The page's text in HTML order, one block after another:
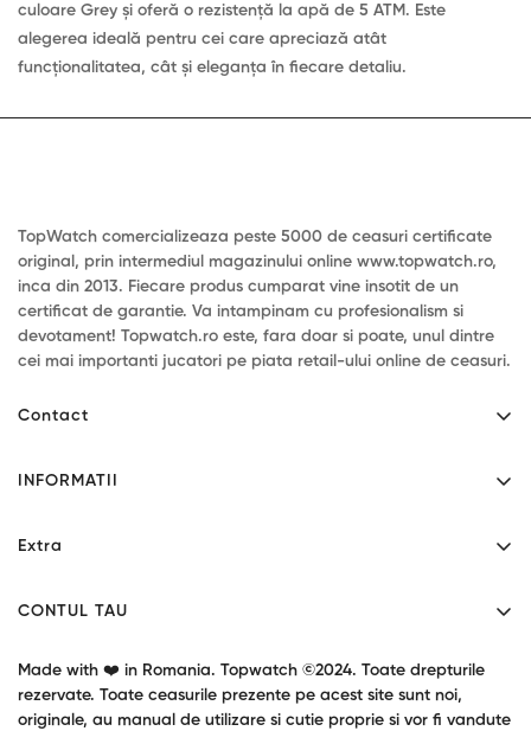
culoare Grey și oferă o rezistență la apă de 5 ATM. Este
alegerea ideală pentru cei care apreciază atât
funcționalitatea, cât și eleganța în fiecare detaliu.
TopWatch comercializeaza peste 5000 de ceasuri certificate
original, prin intermediul magazinului online www.topwatch.ro,
inca din 2013. Fiecare produs cumparat vine insotit de un
certificat de garantie. Va intampinam cu profesionalism si
devotament! Topwatch.ro este, fara doar si poate, unul dintre
cei mai importanti jucatori pe piata retail-ului online de ceasuri.
Contact
Program: L-V 9:00-17:30
contact@topwatch.ro
INFORMATII
Livrare
Termeni si conditii
Extra
Garantie produse
Oferte speciale
CONTUL TAU
Returnari
Made with ❤️ in Romania. Topwatch ©2024. Toate drepturile
rezervate. Toate ceasurile prezente pe acest site sunt noi,
originale, au manual de utilizare si cutie proprie si vor fi vandute